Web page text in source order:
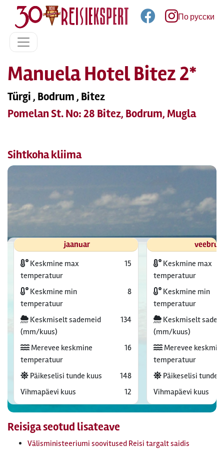
По русски
Manuela Hotel Bitez 2*
Türgi , Bodrum , Bitez
Pomelan St. No: 28 Bitez, Bodrum, Mugla
Sihtkoha kliima
jaanuar
Keskmine max
temperatuur
15
Keskmine min
temperatuur
8
Keskmiselt sademeid
(mm/kuus)
134
Merevee keskmine
temperatuur
16
Päikeselisi tunde kuus
148
Vihmapäevi kuus
12
Keskmine max
temperatuur
Keskmine min
temperatuur
Keskmiselt
(mm/kuus)
Merevee
temperatuur
Päikeselisi tunde
Vihmapäevi kuus
Reisiga seotud lisateave
Välisministeeriumi soovitused Reisi targalt saidis